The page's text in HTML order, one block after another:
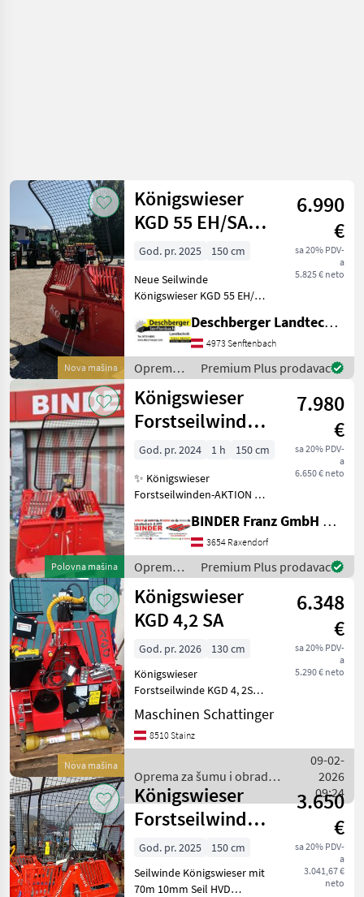
Nova mašina
Königswieser
KGD 55 EH/SA
1.5
6.990
€
sa 20% PDV-
a
5.825 € neto
God. pr. 2025
150 cm
Neue Seilwinde
Königswieser KGD 55 EH/SA
Seilausstoß und
Einlaufbremse - Funkanlage
KGF 101 - 70m
hochverdichtetes 10mm
Seil - 2 Wür
Deschberger Landtechnik GmbH
4973 Senftenbach
Oprema
za šumu i
obradu
drveta /
Königswieser
Premium Plus prodavac
Polovna mašina
Königswieser
Forstseilwinde
KGD 60 LC
7.980
€
sa 20% PDV-
a
6.650 € neto
God. pr. 2024 1 h
150 cm
✨ Königswieser
Forstseilwinden-AKTION ✔️
serienmäßiger Ausführung
✔️ 6, 0to Zugleistung, ✔️
SONDERAKTIONSPREISE für
Lagermaschinen !!
BINDER Franz GmbH & CoKG
3654 Raxendorf
Oprema
za šumu i
obradu
drveta /
Königswieser
Premium Plus prodavac
Nova mašina
Königswieser
KGD 4,2 SA
6.348
€
sa 20% PDV-
a
5.290 € neto
God. pr. 2026
130 cm
Königswieser
Forstseilwinde KGD 4, 2SA
mit Seilausstoß und
Funkfernbedienung mit
Kippschalterbetätigung
Valjak za uvođenje užeta:
Bočna rola
Maschinen Schattinger
8510 Stainz
Oprema za šumu i obradu
drveta / Königswieser
09-02-
2026
09:24
Königswieser
Forstseilwinde
KGD Mechanisch
5,5T
3.650
€
sa 20% PDV-
a
3.041,67 €
neto
God. pr. 2025
150 cm
Seilwinde Königswieser mit
70m 10mm Seil HVD